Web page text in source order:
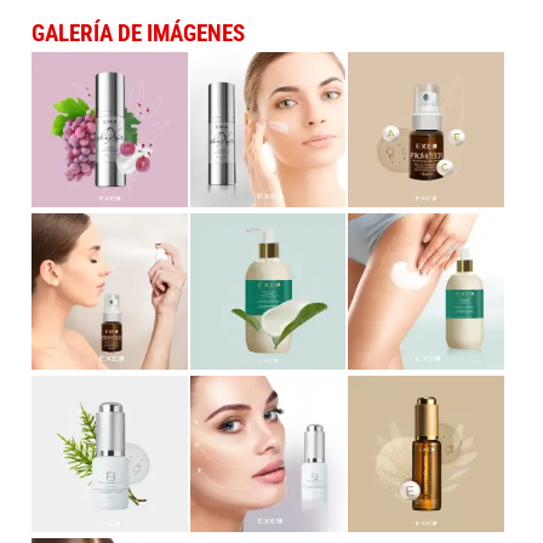
GALERÍA DE IMÁGENES